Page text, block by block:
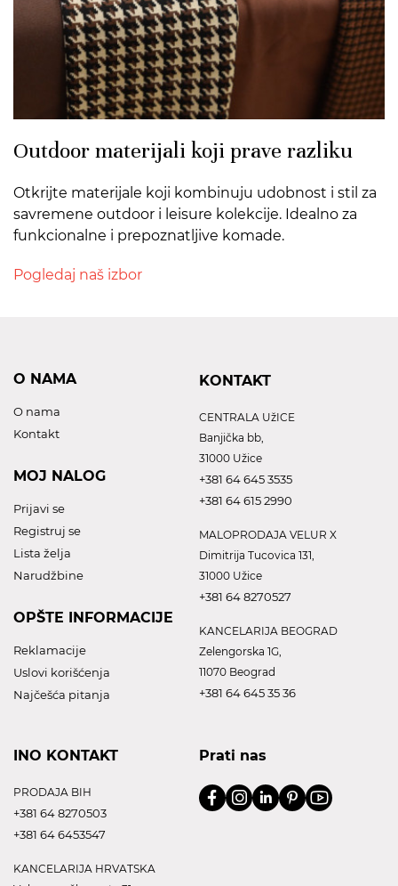
Outdoor materijali koji prave razliku
Otkrijte materijale koji kombinuju udobnost i stil za
savremene outdoor i leisure kolekcije. Idealno za
funkcionalne i prepoznatljive komade.
Pogledaj naš izbor
O NAMA
O nama
Kontakt
MOJ NALOG
Prijavi se
Registruj se
Lista želja
Narudžbine
OPŠTE INFORMACIJE
Reklamacije
Uslovi korišćenja
Najčešća pitanja
KONTAKT
CENTRALA UžICE
Banjička bb,
31000 Užice
+381 64 645 3535
+381 64 615 2990
MALOPRODAJA VELUR X
Dimitrija Tucovica 131,
31000 Užice
+381 64 8270527
KANCELARIJA BEOGRAD
Zelengorska 1G,
11070 Beograd
+381 64 645 35 36
INO KONTAKT
PRODAJA BIH
+381 64 8270503
+381 64 6453547
KANCELARIJA HRVATSKA
Prati nas